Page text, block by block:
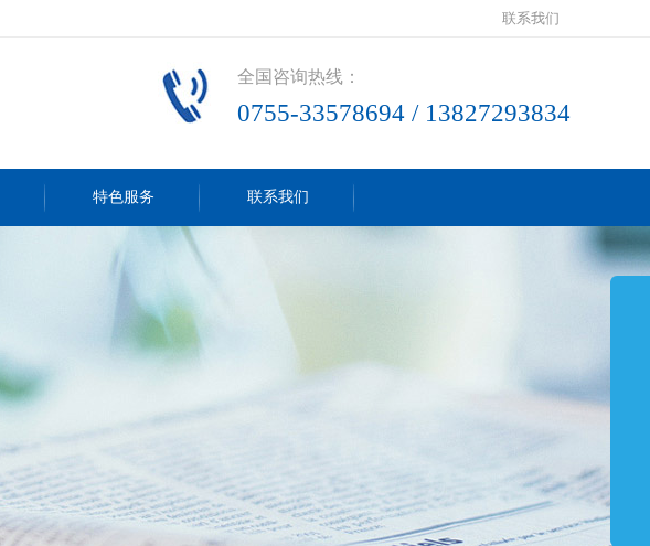
联系我们
全国咨询热线：
0755-33578694 / 13827293834
特色服务 联系我们